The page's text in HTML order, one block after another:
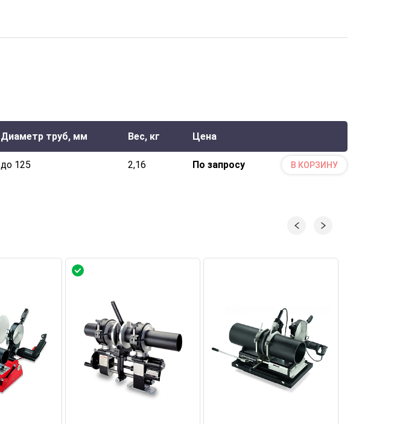
Диаметр труб, мм Вес, кг Цена
до 125 2,16 По запросу В КОРЗИНУ